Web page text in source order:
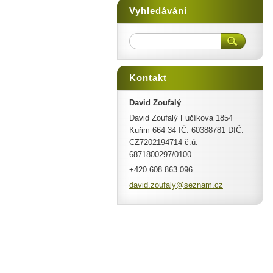
Vyhledávání
Kontakt
David Zoufalý
David Zoufalý Fučíkova 1854
Kuřim 664 34 IČ: 60388781 DIČ:
CZ7202194714 č.ú.
6871800297/0100
+420 608 863 096
david.zoufaly@seznam.cz